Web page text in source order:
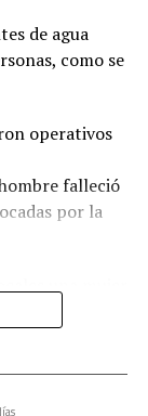
de agua
como se
operativos
falleció
por la
una mujer
ser
y